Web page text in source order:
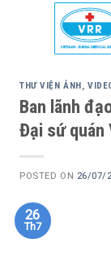
THƯ VIỆN ẢNH,
Ban lãnh
Đại sứ quán
POSTED ON 26/07/
26
Th7